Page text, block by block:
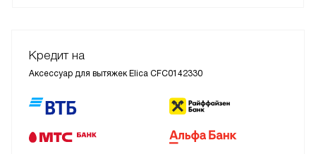
Кредит на
Аксессуар для вытяжек Elica CFC0142330